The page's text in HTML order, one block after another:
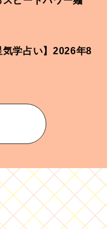
気学占い】2026年8